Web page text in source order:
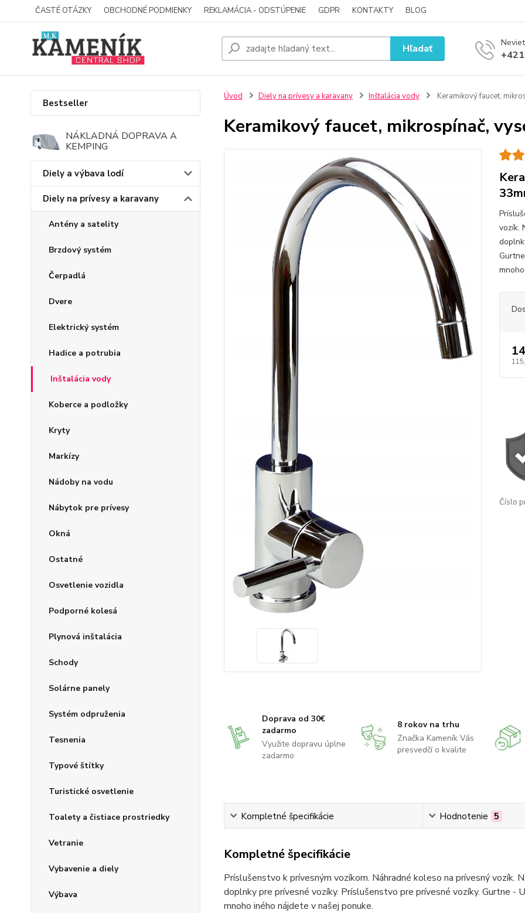
ČASTÉ OTÁZKY OBCHODNÉ PODMIENKY REKLAMÁCIA - ODSTÚPENIE GDPR KONTAKTY BLOG
Hľadať
Bestseller
NÁKLADNÁ DOPRAVA A
KEMPING
Diely a výbava lodí
Diely na prívesy a karavany
Antény a satelity
Brzdový systém
Čerpadlá
Dvere
Elektrický systém
Hadice a potrubia
Inštalácia vody
Koberce a podložky
Kryty
Markízy
Nádoby na vodu
Nábytok pre prívesy
Okná
Ostatné
Osvetlenie vozidla
Podporné kolesá
Plynová inštalácia
Schody
Solárne panely
Systém odpruženia
Tesnenia
Typové štítky
Turistické osvetlenie
Toalety a čistiace prostriedky
Vetranie
Vybavenie a diely
Výbava
Úvod Diely na prívesy a karavany Inštalácia vody Keramikový faucet,
Keramikový faucet, mikrospínač,
vozík.
Číslo
Doprava od 30€
zadarmo
Využite dopravu úplne
zadarmo
8 rokov na trhu
Značka Kameník Vás
presvedčí o kvalite
Kompletné špecifikácie Hodnotenie 5
Kompletné špecifikácie
Príslušenstvo k prívesným vozíkom. Náhradné koleso na prívesný vozík.
doplnky pre prívesné vozíky. Príslušenstvo pre prívesné vozíky. Gurtne -
mnoho iného nájdete v našej ponuke.